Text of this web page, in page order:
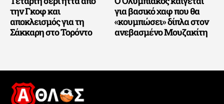
την Γκοφ και
αποκλεισμός για τη
Σάκκαρη στο Τορόντο
για βασικό χαφ που θα
«κουμπώσει» δίπλα στον
ανεβασμένο Μουζακίτη